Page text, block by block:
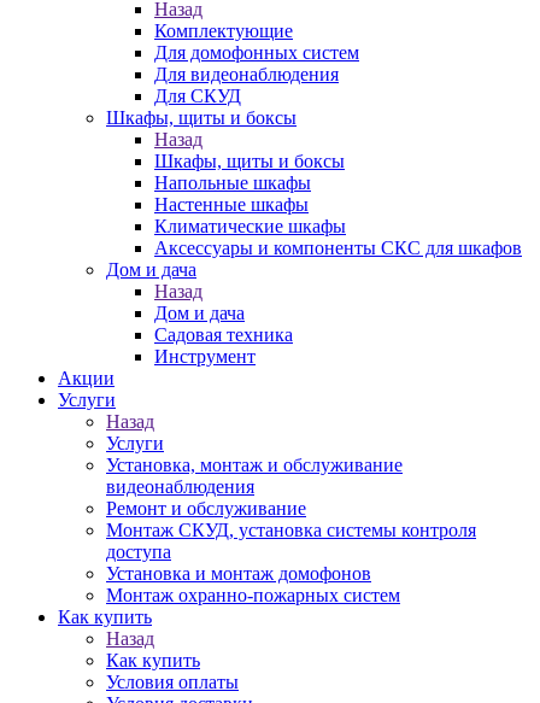
Назад
Комплектующие
Для домофонных систем
Для видеонаблюдения
Для СКУД
Шкафы, щиты и боксы
Назад
Шкафы, щиты и боксы
Напольные шкафы
Настенные шкафы
Климатические шкафы
Аксессуары и компоненты СКС для шкафов
Дом и дача
Назад
Дом и дача
Садовая техника
Инструмент
Акции
Услуги
Назад
Услуги
Установка, монтаж и обслуживание
видеонаблюдения
Ремонт и обслуживание
Монтаж СКУД, установка системы контроля
доступа
Установка и монтаж домофонов
Монтаж охранно-пожарных систем
Как купить
Назад
Как купить
Условия оплаты